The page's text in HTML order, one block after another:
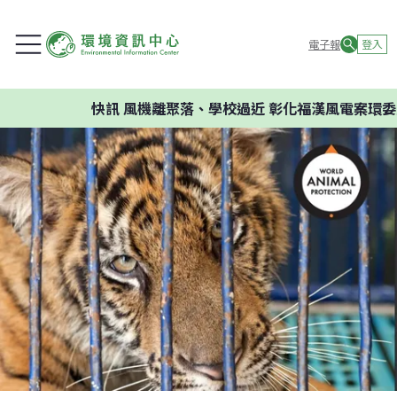
電子報 登入
風機離聚落、學校過近 彰化福漢風電案環委建議不應